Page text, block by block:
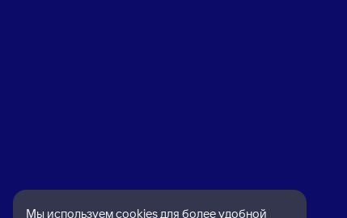
Мы используем cookies для более удобной